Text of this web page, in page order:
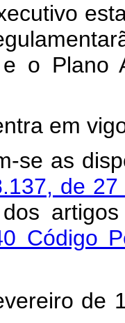
o Plano
em
se as
de
dos
Código
de